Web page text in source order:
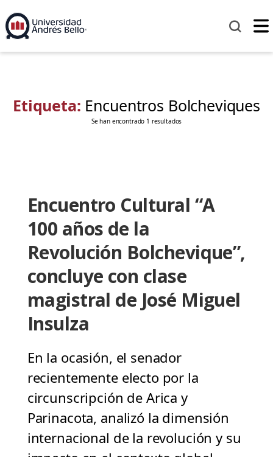
Etiqueta: Encuentros Bolcheviques
Se han encontrado 1 resultados
Encuentro Cultural “A
100 años de la
Revolución Bolchevique”,
concluye con clase
magistral de José Miguel
Insulza
En la ocasión, el senador
recientemente electo por la
circunscripción de Arica y
Parinacota, analizó la dimensión
internacional de la revolución y su